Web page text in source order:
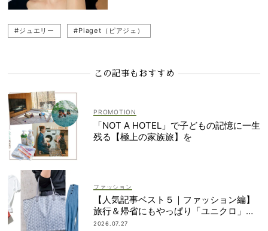
#ジュエリー #Piaget（ピアジェ）
この記事もおすすめ
「NOT A HOTEL」で子どもの記憶に一生
残る【極上の家族旅】を
ファッション
【人気記事ベスト５｜ファッション編】
旅行＆帰省にもやっぱり「ユニクロ」が
最強説！
2026.07.27